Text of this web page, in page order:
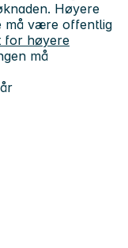
Høyere
må være offentlig
for høyere
må